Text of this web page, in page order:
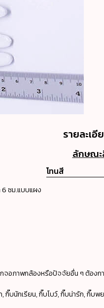
รายละเ
ลักษณะ
โทนสี
6 ซม.แบบแผง
จอภาพกล้องหรือปัจจัยอื่น ๆ ต้อง
กิ๊บนักเรียน, กิ๊บโบว์, กิ๊บน่ารัก, กิ๊